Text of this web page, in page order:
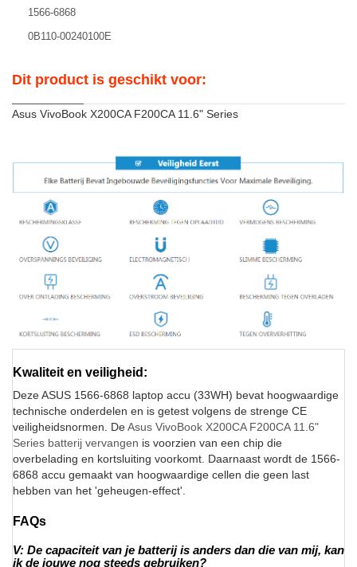
1566-6868
0B110-00240100E
Dit product is geschikt voor:
Asus VivoBook X200CA F200CA 11.6" Series
Kwaliteit en veiligheid:
Deze ASUS 1566-6868 laptop accu (33WH) bevat hoogwaardige
technische onderdelen en is getest volgens de strenge CE
veiligheidsnormen. DeAsus VivoBook X200CA F200CA 11.6"
Series batterij vervangen is voorzien van een chip die
overbelading en kortsluiting voorkomt. Daarnaast wordt de 1566-
6868 accu gemaakt van hoogwaardige cellen die geen last
hebben van het 'geheugen-effect'.
FAQs
V: De capaciteit van je batterij is anders dan die van mij, kan
ik de jouwe nog steeds gebruiken?